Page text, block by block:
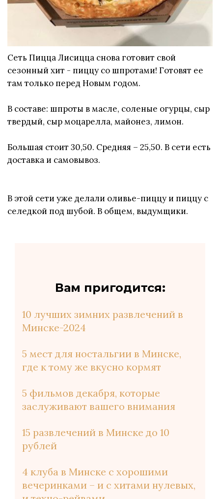
Сеть Пицца Лисицца снова готовит свой
сезонный хит - пиццу со шпротами! Готовят ее
там только перед Новым годом.
В составе: шпроты в масле, соленые огурцы, сыр
твердый, сыр моцарелла, майонез, лимон.
Большая стоит 30,50. Средняя – 25,50. В сети есть
доставка и самовывоз.
В этой сети уже делали оливье-пиццу и пиццу с
селедкой под шубой. В общем, выдумщики.
Вам пригодится:
10 лучших зимних развлечений в
Минске-2024
5 мест для ностальгии в Минске,
где к тому же вкусно кормят
5 фильмов декабря, которые
заслуживают вашего внимания
15 развлечений в Минске до 10
рублей
4 клуба в Минске с хорошими
вечеринками – и с хитами нулевых,